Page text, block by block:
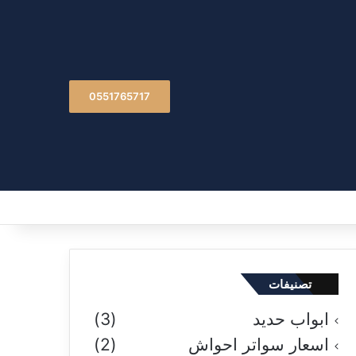
0551765717
تصنيفات
ابواب حديد
(3)
اسعار سواتر احواش
(2)